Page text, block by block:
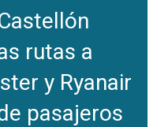
rutas a
y Ryanair
pasajeros